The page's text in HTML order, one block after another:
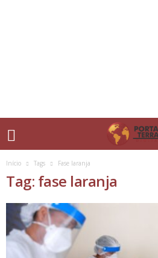
Início Tags Fase laranja
Tag: fase laranja